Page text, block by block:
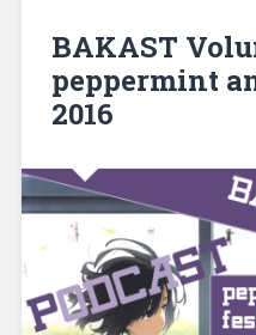
BAKAST
peppermint
2016